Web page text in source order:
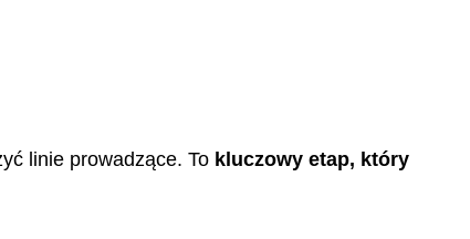
linie prowadzące. To kluczowy etap, który